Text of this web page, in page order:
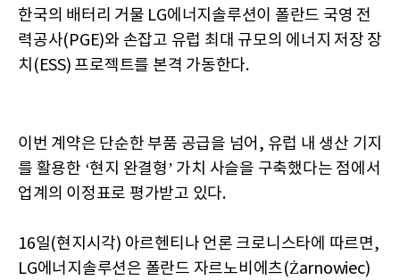
한국의 배터리 거물 LG에너지솔루션이 폴란드 국영 전
력공사(PGE)와 손잡고 유럽 최대 규모의 에너지 저장 장
치(ESS) 프로젝트를 본격 가동한다.
이번 계약은 단순한 부품 공급을 넘어, 유럽 내 생산 기지
를 활용한 ‘현지 완결형’ 가치 사슬을 구축했다는 점에서
업계의 이정표로 평가받고 있다.
16일(현지시각) 아르헨티나 언론 크로니스타에 따르면,
LG에너지솔루션은 폴란드 자르노비에츠(Żarnowiec)